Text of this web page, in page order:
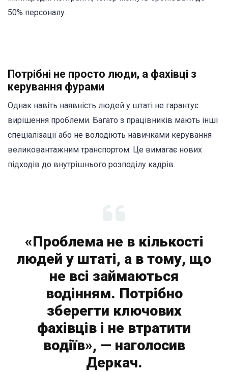
50% персоналу.
Потрібні не просто люди, а фахівці з
керування фурами
Однак навіть наявність людей у штаті не гарантує
вирішення проблеми. Багато з працівників мають інші
спеціалізації або не володіють навичками керування
великовантажним транспортом. Це вимагає нових
підходів до внутрішнього розподілу кадрів.
«Проблема не в кількості
людей у штаті, а в тому, що
не всі займаються
водінням. Потрібно
зберегти ключових
фахівців і не втратити
водіїв», — наголосив
Деркач.